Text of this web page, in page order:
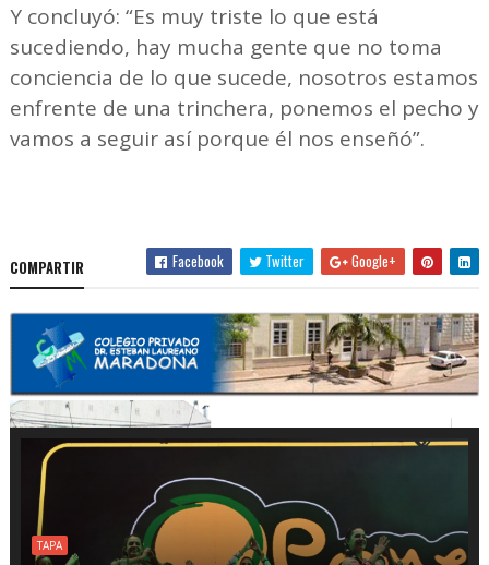
Y concluyó: “Es muy triste lo que está
sucediendo, hay mucha gente que no toma
conciencia de lo que sucede, nosotros estamos
enfrente de una trinchera, ponemos el pecho y
vamos a seguir así porque él nos enseñó”.
COMPARTIR Facebook Twitter Google+
TAPA